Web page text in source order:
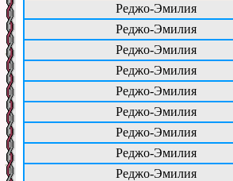
Реджо-Эмилия
Реджо-Эмилия
Реджо-Эмилия
Реджо-Эмилия
Реджо-Эмилия
Реджо-Эмилия
Реджо-Эмилия
Реджо-Эмилия
Реджо-Эмилия